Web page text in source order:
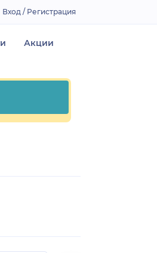
Вход / Регистрация
Акции